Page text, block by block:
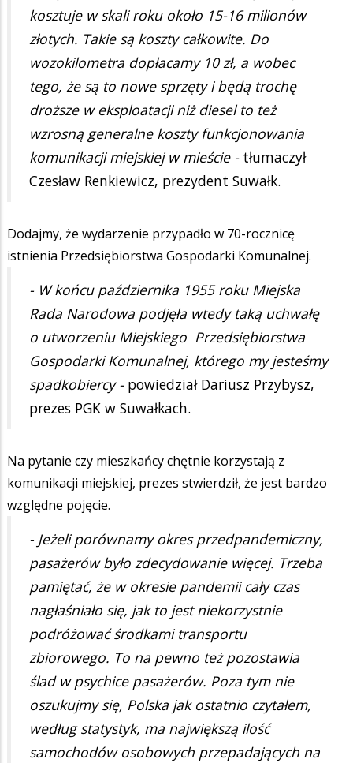
kosztuje w skali roku około 15-16 milionów
złotych. Takie są koszty całkowite. Do
wozokilometra dopłacamy 10 zł, a wobec
tego, że są to nowe sprzęty i będą trochę
droższe w eksploatacji niż diesel to też
wzrosną generalne koszty funkcjonowania
komunikacji miejskiej w mieście - tłumaczył
Czesław Renkiewicz, prezydent Suwałk.
Dodajmy, że wydarzenie przypadło w 70-rocznicę
istnienia Przedsiębiorstwa Gospodarki Komunalnej.
- W końcu października 1955 roku Miejska
Rada Narodowa podjęła wtedy taką uchwałę
o utworzeniu Miejskiego Przedsiębiorstwa
Gospodarki Komunalnej, którego my jesteśmy
spadkobiercy - powiedział Dariusz Przybysz,
prezes PGK w Suwałkach.
Na pytanie czy mieszkańcy chętnie korzystają z
komunikacji miejskiej, prezes stwierdził, że jest bardzo
względne pojęcie.
- Jeżeli porównamy okres przedpandemiczny,
pasażerów było zdecydowanie więcej. Trzeba
pamiętać, że w okresie pandemii cały czas
nagłaśniało się, jak to jest niekorzystnie
podróżować środkami transportu
zbiorowego. To na pewno też pozostawia
ślad w psychice pasażerów. Poza tym nie
oszukujmy się, Polska jak ostatnio czytałem,
według statystyk, ma największą ilość
samochodów osobowych przepadających na